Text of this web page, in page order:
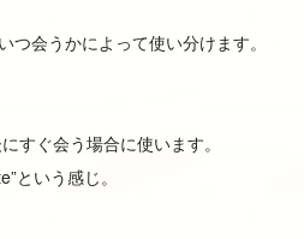
つ会うかによって使い分けます。
すぐ会う場合に使います。
という感じ。